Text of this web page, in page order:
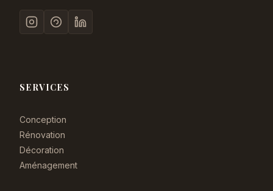
SERVICES
Conception
Rénovation
Décoration
Aménagement